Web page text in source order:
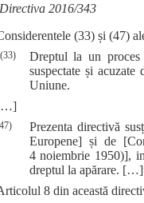
Directiva 2016/343
(33) și (47)
„(33)
Dreptul la un proces
suspectate și
Uniune.
Prezenta directivă
Europene] și de
4 noiembrie 1950)],
dreptul la apărare.
8 din această